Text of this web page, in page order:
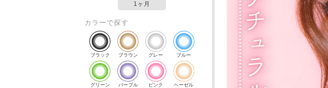
1ヶ月
カラーで探す
ブラック ブラウン グレー ブルー
グリーン パープル ピンク ヘーゼル